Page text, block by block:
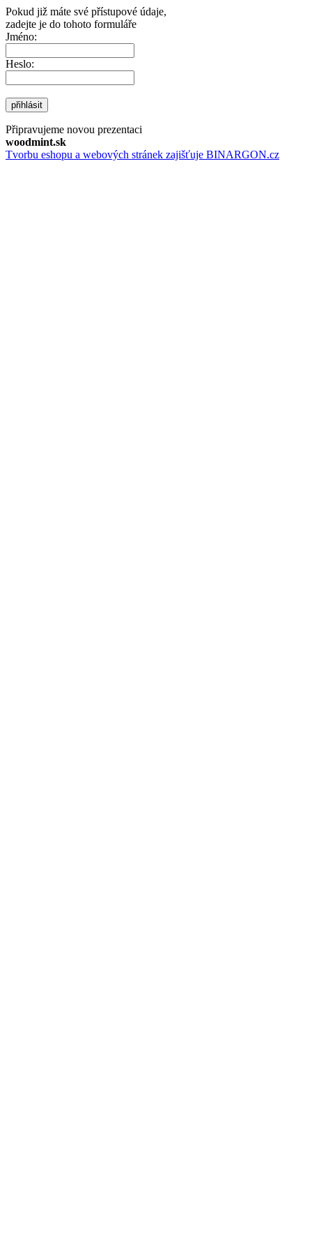
Pokud již máte své přístupové údaje,
zadejte je do tohoto formuláře
Jméno:
Heslo:
přihlásit
Připravujeme novou prezentaci
woodmint.sk
Tvorbu eshopu a webových stránek zajišťuje BINARGON.cz